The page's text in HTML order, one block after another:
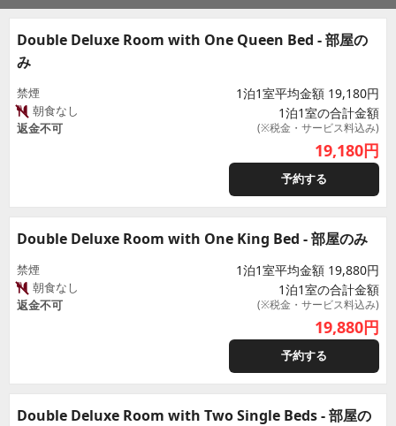
Double Deluxe Room with One Queen Bed - 部屋の
み
禁煙
朝食なし
返金不可
1泊1室平均金額 19,180円
1泊1室の合計金額
(※税金・サービス料込み)
19,180円
予約する
Double Deluxe Room with One King Bed - 部屋のみ
禁煙
朝食なし
返金不可
1泊1室平均金額 19,880円
1泊1室の合計金額
(※税金・サービス料込み)
19,880円
予約する
Double Deluxe Room with Two Single Beds - 部屋の